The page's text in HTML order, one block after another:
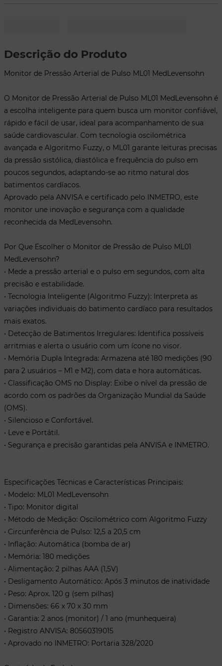
• Aprovado no INMETRO: Portaria 328/2020
Conteúdo da Embalagem:
• 1 Monitor de Pressão Arterial de Pulso ML01
• 1 Munhequeira ajustável (12,5 a 20,5 cm)
• 1 Manual do Usuário
Como Usar – Medição Simples e Eficaz:
1. Envolva o monitor no pulso esquerdo, com a tela voltada para cima,
2. Respire fundo de 3 a 5 vezes antes de iniciar a medição.
3. Pressione o Botão ON/OFF: O monitor inflará automaticamente e
iniciará a leitura.
4. Leia o Resultado: A pressão sistólica, diastólica e frequência do pulso
Ideal Para:
• Pacientes com hipertensão ou histórico familiar
• Idosos, gestantes e usuários em acompanhamento médico
Descrição do Produto
Monitor de Pressão Arterial de Pulso ML01 MedLevensohn
O Monitor de Pressão Arterial de Pulso ML01 MedLevensohn é
a escolha inteligente para quem busca um monitor confiável,
rápido e fácil de usar, ideal para acompanhamento de sua
saúde cardiovascular. Com tecnologia oscilométrica
avançada e Algoritmo Fuzzy, o ML01 garante leituras precisas
da pressão sistólica, diastólica e frequência do pulso em
poucos segundos, adaptando-se ao ritmo natural dos
batimentos cardíacos.
Aprovado pela ANVISA e certificado pelo INMETRO, este
monitor une inovação e segurança com a qualidade
reconhecida da MedLevensohn.
Por Que Escolher o Monitor de Pressão de Pulso ML01
MedLevensohn?
• Mede a pressão arterial e o pulso em segundos, com alta
precisão e estabilidade.
• Tecnologia Inteligente (Algoritmo Fuzzy): Interpreta as
variações individuais do batimento cardíaco para resultados
mais exatos.
• Detecção de Batimentos Irregulares: Identifica possíveis
arritmias e alerta o usuário com um ícone no visor.
• Memória Dupla Integrada: Armazena até 180 medições (90
para 2 usuários – M1 e M2), com data e hora automáticas.
• Classificação OMS no Display: Exibe o nível da pressão de
acordo com os padrões da Organização Mundial da Saúde
(OMS).
• Silencioso e Confortável.
• Leve e Portátil.
• Segurança e precisão garantidas pela ANVISA e INMETRO.
Especificações Técnicas e Características Principais:
• Modelo: ML01 MedLevensohn
• Tipo: Monitor digital
• Método de Medição: Oscilométrico com Algoritmo Fuzzy
• Circunferência de Pulso: 12,5 a 20,5 cm
• Inflação: Automática (bomba de ar)
• Memória: 180 medições
• Alimentação: 2 pilhas AAA (1,5V)
• Desligamento Automático: Após 3 minutos de inatividade
• Peso: Aprox. 120 g (sem pilhas)
• Dimensões: 66 x 70 x 30 mm
• Garantia: 2 anos (monitor) / 1 ano (munhequeira)
• Registro ANVISA: 80560319015
• Aprovado no INMETRO: Portaria 328/2020